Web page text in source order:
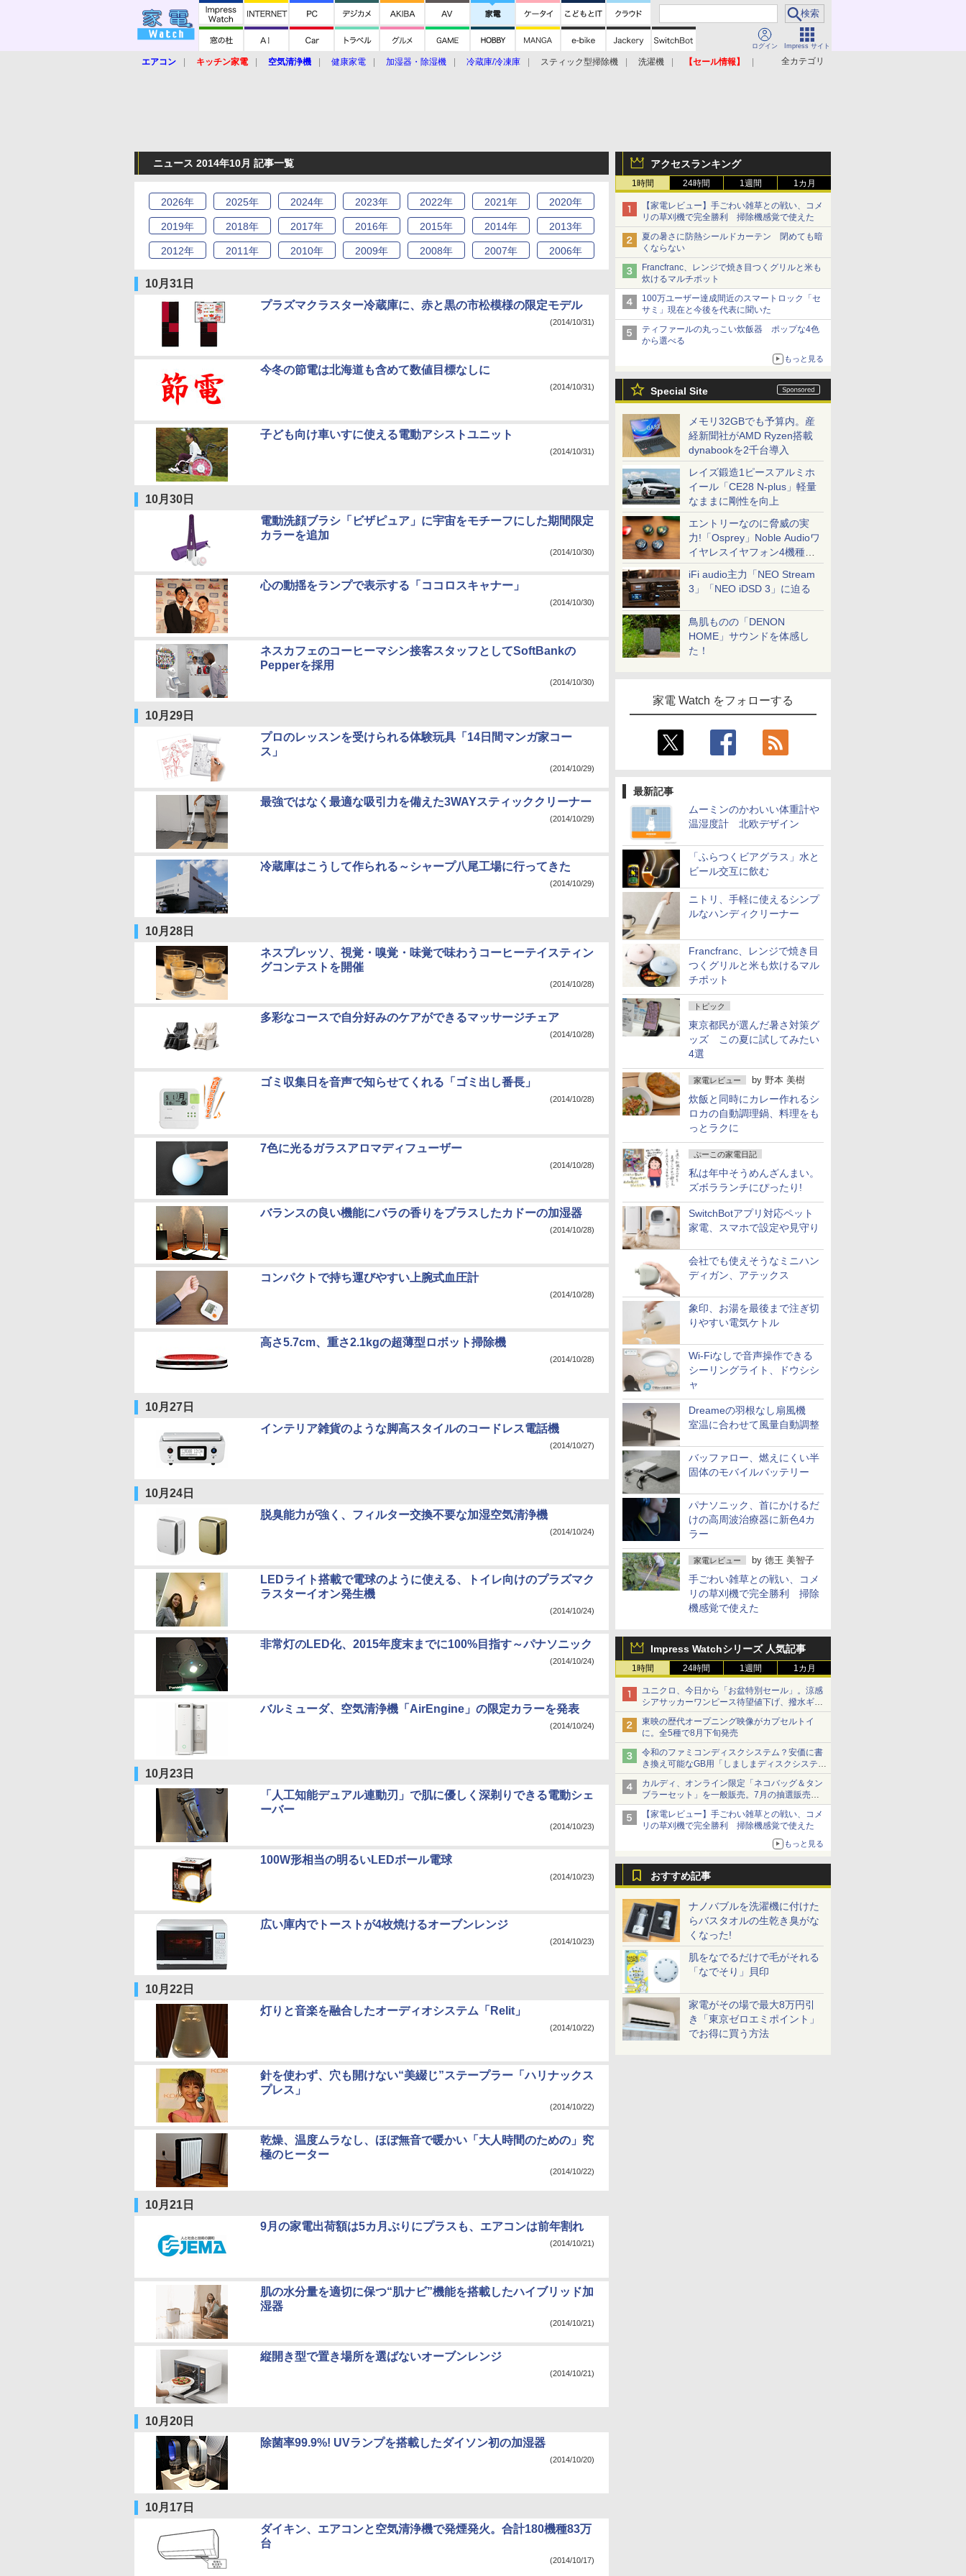
ログイン Impress サイト
全カテゴリ
エアコン キッチン家電 空気清浄機 健康家電 加湿器・除湿機 冷蔵庫/冷凍庫 スティック型掃除機 洗濯機
【セール情報】
アクセスランキング
1時間 24時間 1週間 1カ月
【家電レビュー】手ごわい雑草との戦い、コメ
リの草刈機で完全勝利 掃除機感覚で使えた
夏の暑さに防熱シールドカーテン 閉めても暗
くならない
Francfranc、レンジで焼き目つくグリルと米も
炊けるマルチポット
100万ユーザー達成間近のスマートロック「セ
サミ」現在と今後を代表に聞いた
ティファールの丸っこい炊飯器 ポップな4色
から選べる
もっと見る
Special Site
メモリ32GBでも予算内。産
経新聞社がAMD Ryzen搭載
dynabookを2千台導入
レイズ鍛造1ピースアルミホ
イール「CE28 N-plus」軽量
なままに剛性を向上
エントリーなのに脅威の実
力!「Osprey」Noble Audioワ
イヤレスイヤフォン4機種を
一気に聴く
iFi audio主力「NEO Stream
3」「NEO iDSD 3」に迫る
鳥肌ものの「DENON
HOME」サウンドを体感し
た！
家電 Watch をフォローする
最新記事
ムーミンのかわいい体重計や
温湿度計 北欧デザイン
「ふらつくビアグラス」水と
ビール交互に飲む
ニトリ、手軽に使えるシンプ
ルなハンディクリーナー
Francfranc、レンジで焼き目
つくグリルと米も炊けるマル
チポット
トピック
東京都民が選んだ暑さ対策グ
ッズ この夏に試してみたい
4選
家電レビュー by 野本 美樹
炊飯と同時にカレー作れるシ
ロカの自動調理鍋、料理をも
っとラクに
ぷーこの家電日記
私は年中そうめんざんまい。
ズボラランチにぴったり!
SwitchBotアプリ対応ペット
家電、スマホで設定や見守り
会社でも使えそうなミニハン
ディガン、アテックス
象印、お湯を最後まで注ぎ切
りやすい電気ケトル
Wi-Fiなしで音声操作できる
シーリングライト、ドウシシ
ャ
Dreameの羽根なし扇風機
室温に合わせて風量自動調整
バッファロー、燃えにくい半
固体のモバイルバッテリー
パナソニック、首にかけるだ
けの高周波治療器に新色4カ
ラー
家電レビュー by 徳王 美智子
手ごわい雑草との戦い、コメ
リの草刈機で完全勝利 掃除
機感覚で使えた
Impress Watchシリーズ 人気記事
1時間 24時間 1週間 1カ月
ユニクロ、今日から「お盆特別セール」。涼感
シアサッカーワンピース待望値下げ、撥水ギア
ショーツは1990円に
東映の歴代オープニング映像がカプセルトイ
に。全5種で8月下旬発売
令和のファミコンディスクシステム？安価に書
き換え可能なGB用「しましまディスクシステ
ム」
カルディ、オンライン限定「ネコバッグ＆タン
ブラーセット」を一般販売。7月の抽選販売の
当選無効分
【家電レビュー】手ごわい雑草との戦い、コメ
リの草刈機で完全勝利 掃除機感覚で使えた
もっと見る
おすすめ記事
ナノバブルを洗濯機に付けた
らバスタオルの生乾き臭がな
くなった!
肌をなでるだけで毛がそれる
「なでそり」貝印
家電がその場で最大8万円引
き「東京ゼロエミポイント」
でお得に買う方法
ニュース 2014年10月 記事一覧
2026年 2025年 2024年 2023年 2022年 2021年 2020年
2019年 2018年 2017年 2016年 2015年 2014年 2013年
2012年 2011年 2010年 2009年 2008年 2007年 2006年
10月31日
プラズマクラスター冷蔵庫に、赤と黒の市松模様の限定モデル
(2014/10/31)
今冬の節電は北海道も含めて数値目標なしに
(2014/10/31)
子ども向け車いすに使える電動アシストユニット
(2014/10/31)
10月30日
電動洗顔ブラシ「ビザピュア」に宇宙をモチーフにした期間限定
カラーを追加
(2014/10/30)
心の動揺をランプで表示する「ココロスキャナー」
(2014/10/30)
ネスカフェのコーヒーマシン接客スタッフとしてSoftBankの
Pepperを採用
(2014/10/30)
10月29日
プロのレッスンを受けられる体験玩具「14日間マンガ家コー
ス」
(2014/10/29)
最強ではなく最適な吸引力を備えた3WAYスティッククリーナー
(2014/10/29)
冷蔵庫はこうして作られる～シャープ八尾工場に行ってきた
(2014/10/29)
10月28日
ネスプレッソ、視覚・嗅覚・味覚で味わうコーヒーテイスティン
グコンテストを開催
(2014/10/28)
多彩なコースで自分好みのケアができるマッサージチェア
(2014/10/28)
ゴミ収集日を音声で知らせてくれる「ゴミ出し番長」
(2014/10/28)
7色に光るガラスアロマディフューザー
(2014/10/28)
バランスの良い機能にバラの香りをプラスしたカドーの加湿器
(2014/10/28)
コンパクトで持ち運びやすい上腕式血圧計
(2014/10/28)
高さ5.7cm、重さ2.1kgの超薄型ロボット掃除機
(2014/10/28)
10月27日
インテリア雑貨のような脚高スタイルのコードレス電話機
(2014/10/27)
10月24日
脱臭能力が強く、フィルター交換不要な加湿空気清浄機
(2014/10/24)
LEDライト搭載で電球のように使える、トイレ向けのプラズマク
ラスターイオン発生機
(2014/10/24)
非常灯のLED化、2015年度末までに100%目指す～パナソニック
(2014/10/24)
バルミューダ、空気清浄機「AirEngine」の限定カラーを発表
(2014/10/24)
10月23日
「人工知能デュアル連動刃」で肌に優しく深剃りできる電動シェ
ーバー
(2014/10/23)
100W形相当の明るいLEDボール電球
(2014/10/23)
広い庫内でトーストが4枚焼けるオーブンレンジ
(2014/10/23)
10月22日
灯りと音楽を融合したオーディオシステム「Relit」
(2014/10/22)
針を使わず、穴も開けない“美綴じ”ステープラー「ハリナックス
プレス」
(2014/10/22)
乾燥、温度ムラなし、ほぼ無音で暖かい「大人時間のための」究
極のヒーター
(2014/10/22)
10月21日
9月の家電出荷額は5カ月ぶりにプラスも、エアコンは前年割れ
(2014/10/21)
肌の水分量を適切に保つ“肌ナビ”機能を搭載したハイブリッド加
湿器
(2014/10/21)
縦開き型で置き場所を選ばないオーブンレンジ
(2014/10/21)
10月20日
除菌率99.9%! UVランプを搭載したダイソン初の加湿器
(2014/10/20)
10月17日
ダイキン、エアコンと空気清浄機で発煙発火。合計180機種83万
台
(2014/10/17)